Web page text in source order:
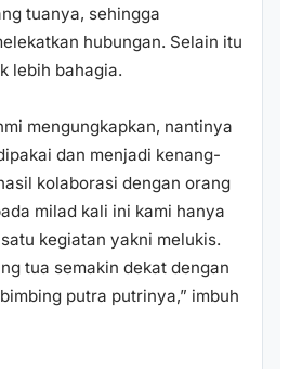
tuanya, sehingga
hubungan. Selain itu
lebih bahagia.
mengungkapkan, nantinya
dan menjadi kenang-
kolaborasi dengan orang
milad kali ini kami hanya
kegiatan yakni melukis.
tua semakin dekat dengan
putra putrinya,” imbuh